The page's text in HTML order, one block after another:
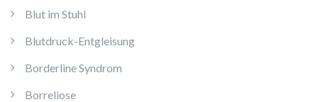
Blut im Stuhl
Blutdruck-Entgleisung
Borderline Syndrom
Borreliose